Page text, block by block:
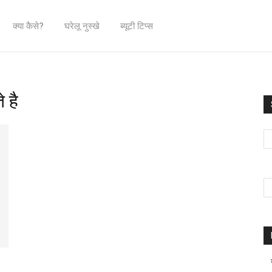
क्या कैसे? घरेलू नुस्खे ब्यूटी टिप्स
है